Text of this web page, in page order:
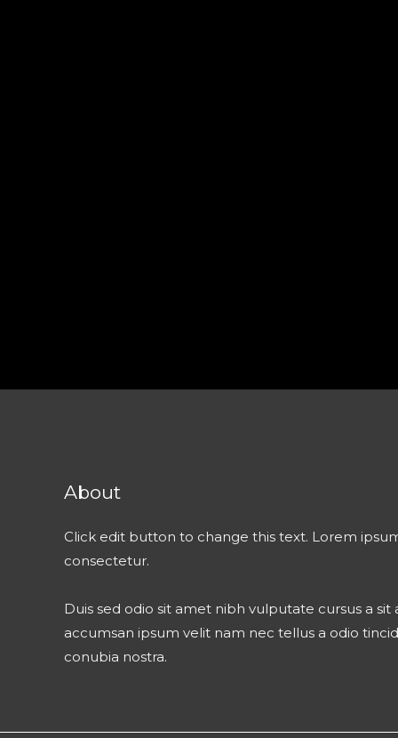
About
Click edit button to change this text. Lorem
consectetur.
Duis sed odio sit amet nibh vulputate cursus a sit
accumsan ipsum velit nam nec tellus a odio
conubia nostra.